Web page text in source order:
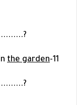
11-Kareenm and Taha are playing ball in
the garden